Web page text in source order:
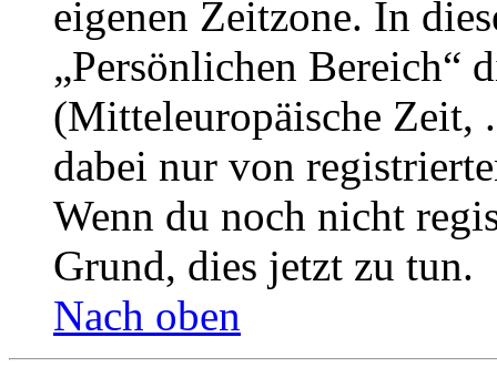
eigenen Zeitzone. In
„Persönlichen Bereich“
(Mitteleuropäische Zeit,
dabei nur von
Wenn du noch nicht
Grund, dies jetzt zu tun.
Nach oben